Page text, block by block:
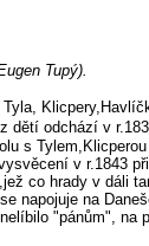
Tupý).
dětí odchází v
s
v r.1843
co hrady v dáli
na
"pánům",